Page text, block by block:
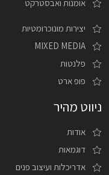
אומנות ואבסטרקט
יצירות מונוכרומטיות
MIXED MEDIA
פלנטות
פופ ארט
ניווט מהיר
אודות
דוגמאות
אדריכלות ועיצוב פנים